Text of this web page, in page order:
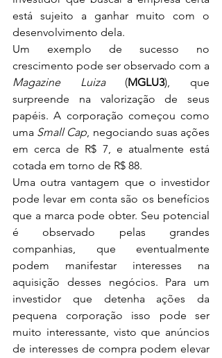
está sujeito a ganhar muito com o
desenvolvimento dela.
Um exemplo de sucesso no
Magazine Luiza (MGLU3), que
surpreende na valorização de seus
papéis. A corporação começou como
uma Small Cap, negociando suas ações
em cerca de R$ 7, e atualmente está
cotada em torno de R$ 88.
Uma outra vantagem que o investidor
pode levar em conta são os benefícios
que a marca pode obter. Seu potencial
é observado pelas grandes
companhias, que eventualmente
podem manifestar interesses na
aquisição desses negócios. Para um
investidor que detenha ações da
pequena corporação isso pode ser
muito interessante, visto que anúncios
de interesses de compra podem elevar